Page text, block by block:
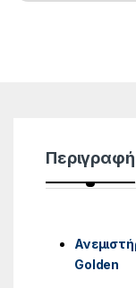
Περιγραφή
Golden